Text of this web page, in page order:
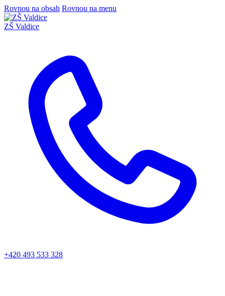
Rovnou na obsah Rovnou na menu
ZŠ Valdice
+420 493 533 328